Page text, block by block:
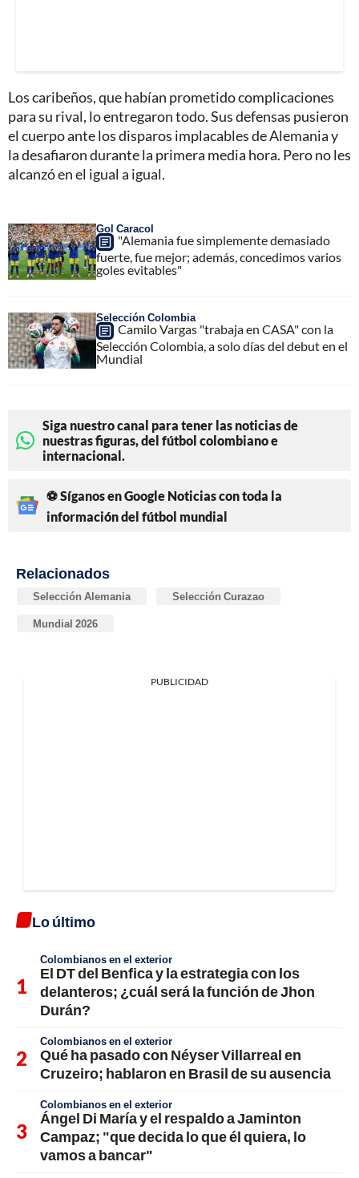
Los caribeños, que habían prometido complicaciones
para su rival, lo entregaron todo. Sus defensas pusieron
el cuerpo ante los disparos implacables de Alemania y
la desafiaron durante la primera media hora. Pero no les
alcanzó en el igual a igual.
Gol Caracol
"Alemania fue simplemente demasiado
fuerte, fue mejor; además, concedimos varios
goles evitables"
Selección Colombia
Camilo Vargas "trabaja en CASA" con la
Selección Colombia, a solo días del debut en el
Mundial
Siga nuestro canal para tener las noticias de
nuestras figuras, del fútbol colombiano e
internacional.
⚽ Síganos en Google Noticias con toda la
información del fútbol mundial
Relacionados
Selección Alemania Selección Curazao
Mundial 2026
PUBLICIDAD
Lo último
Colombianos en el exterior
El DT del Benfica y la estrategia con los
delanteros; ¿cuál será la función de Jhon
Durán?
Colombianos en el exterior
Qué ha pasado con Néyser Villarreal en
Cruzeiro; hablaron en Brasil de su ausencia
Colombianos en el exterior
Ángel Di María y el respaldo a Jaminton
Campaz; "que decida lo que él quiera, lo
vamos a bancar"